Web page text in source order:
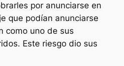
por anunciarse en
que podían anunciarse
como uno de sus
Este riesgo dio sus